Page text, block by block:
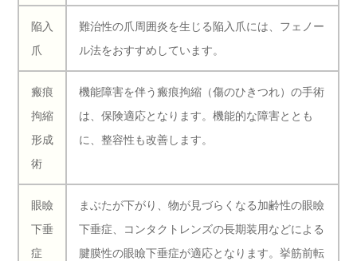
陥入
爪
難治性の爪周囲炎を生じる陥入爪には、フェノー
ル法をおすすめしています。
瘢痕
拘縮
形成
術
機能障害を伴う瘢痕拘縮（傷のひきつれ）の手術
は、保険適応となります。機能的な障害ととも
に、整容性も改善します。
眼瞼
下垂
症
まぶたが下がり、物が見づらくなる加齢性の眼瞼
下垂症、コンタクトレンズの長期装用などによる
腱膜性の眼瞼下垂症が適応となります。挙筋前転